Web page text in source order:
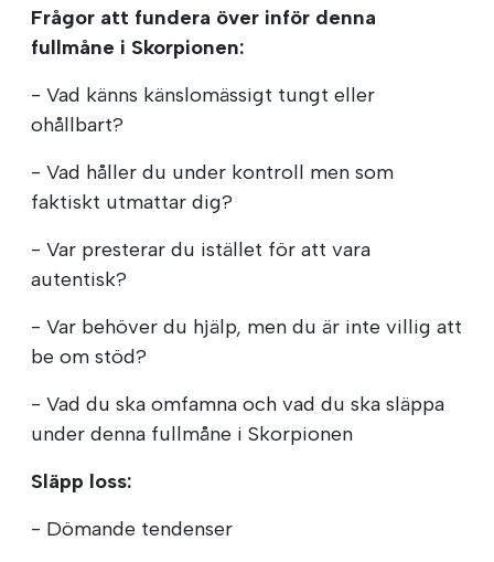
Frågor att fundera över inför denna
fullmåne i Skorpionen:
- Vad känns känslomässigt tungt eller
ohållbart?
- Vad håller du under kontroll men som
faktiskt utmattar dig?
- Var presterar du istället för att vara
autentisk?
- Var behöver du hjälp, men du är inte villig att
be om stöd?
- Vad du ska omfamna och vad du ska släppa
under denna fullmåne i Skorpionen
Släpp loss:
- Dömande tendenser